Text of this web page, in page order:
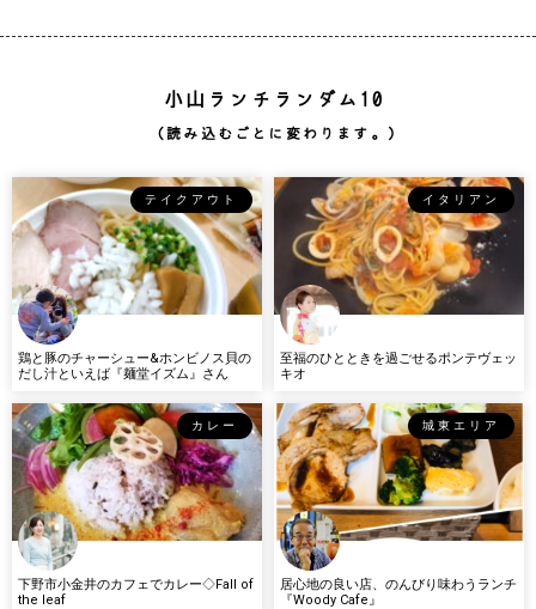
小山ランチランダム10
（読み込むごとに変わります。）
テイクアウト
鶏と豚のチャーシュー&ホンビノス貝の
だし汁といえば『麺堂イズム』さん
イタリアン
至福のひとときを過ごせるポンテヴェッ
キオ
カレー
下野市小金井のカフェでカレー◇Fall of
the leaf
城東エリア
居心地の良い店、のんびり味わうランチ
『Woody Cafe』